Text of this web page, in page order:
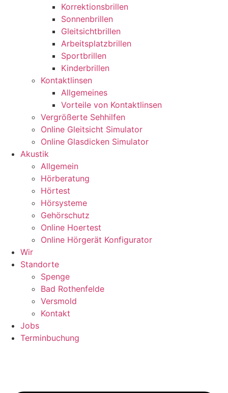
Korrektionsbrillen
Sonnenbrillen
Gleitsichtbrillen
Arbeitsplatzbrillen
Sportbrillen
Kinderbrillen
Kontaktlinsen
Allgemeines
Vorteile von Kontaktlinsen
Vergrößerte Sehhilfen
Online Gleitsicht Simulator
Online Glasdicken Simulator
Akustik
Allgemein
Hörberatung
Hörtest
Hörsysteme
Gehörschutz
Online Hoertest
Online Hörgerät Konfigurator
Wir
Standorte
Spenge
Bad Rothenfelde
Versmold
Kontakt
Jobs
Terminbuchung